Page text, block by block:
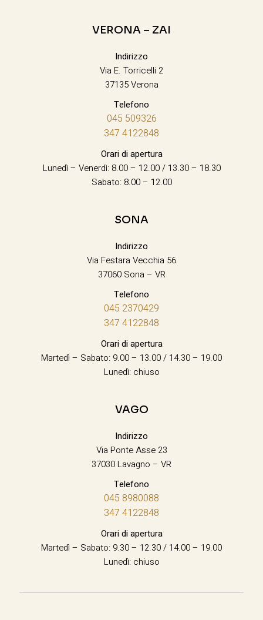
VERONA – ZAI
Indirizzo
Via E. Torricelli 2
37135 Verona
Telefono
045 509326
347 4122848
Orari di apertura
Lunedì – Venerdì: 8.00 – 12.00 / 13.30 – 18.30
Sabato: 8.00 – 12.00
SONA
Indirizzo
Via Festara Vecchia 56
37060 Sona – VR
Telefono
045 2370429
347 4122848
Orari di apertura
Martedì – Sabato: 9.00 – 13.00 / 14.30 – 19.00
Lunedì: chiuso
VAGO
Indirizzo
Via Ponte Asse 23
37030 Lavagno – VR
Telefono
045 8980088
347 4122848
Orari di apertura
Martedì – Sabato: 9.30 – 12.30 / 14.00 – 19.00
Lunedì: chiuso